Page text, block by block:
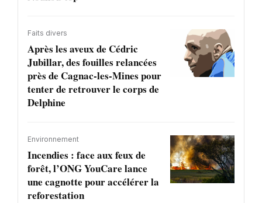
Faits divers
Après les aveux de Cédric
Jubillar, des fouilles relancées
près de Cagnac-les-Mines pour
tenter de retrouver le corps de
Delphine
Environnement
Incendies : face aux feux de
forêt, l’ONG YouCare lance
une cagnotte pour accélérer la
reforestation